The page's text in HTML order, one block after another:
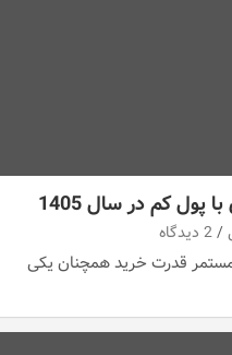
کم در سال 1405
2 دیدگاه
مستمر قدرت خرید همچنان یکی